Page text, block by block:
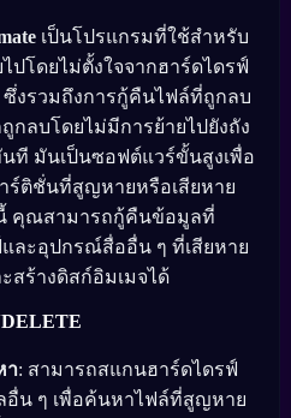
เป็นโปรแกรมที่ใช้สำหรับ
โดยไม่ตั้งใจจากฮาร์ดไดรฟ์
งรวมถึงการกู้คืนไฟล์ที่ถูกลบ
กลบโดยไม่มีการย้ายไปยังถัง
ที มันเป็นซอฟต์แวร์ขั้นสูงเพื่อ
ติชั่นที่สูญหายหรือเสียหาย
คุณสามารถกู้คืนข้อมูลที่
ละอุปกรณ์สื่ออื่น ๆ ที่เสียหาย
ร้างดิสก์อิมเมจได้
า: สามารถสแกนฮาร์ดไดรฟ์
น ๆ เพื่อค้นหาไฟล์ที่สูญหาย